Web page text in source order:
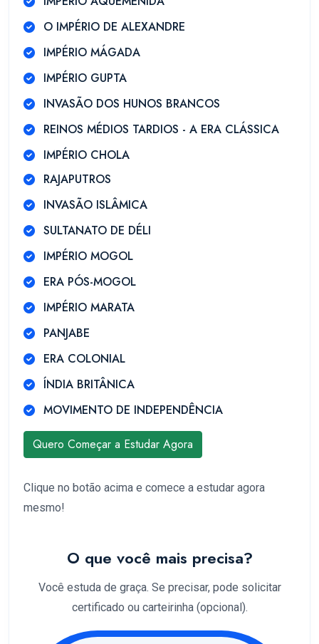
O IMPÉRIO DE ALEXANDRE
IMPÉRIO MÁGADA
IMPÉRIO GUPTA
INVASÃO DOS HUNOS BRANCOS
REINOS MÉDIOS TARDIOS - A ERA CLÁSSICA
IMPÉRIO CHOLA
RAJAPUTROS
INVASÃO ISLÂMICA
SULTANATO DE DÉLI
IMPÉRIO MOGOL
ERA PÓS-MOGOL
IMPÉRIO MARATA
PANJABE
ERA COLONIAL
ÍNDIA BRITÂNICA
MOVIMENTO DE INDEPENDÊNCIA
Quero Começar a Estudar Agora
Clique no botão acima e comece a estudar agora
mesmo!
O que você mais precisa?
Você estuda de graça. Se precisar, pode solicitar
certificado ou carteirinha (opcional).